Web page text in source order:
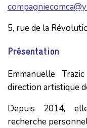
5, rue de la
Présentation
Emmanuelle
direction artistique
Depuis 2014,
recherche